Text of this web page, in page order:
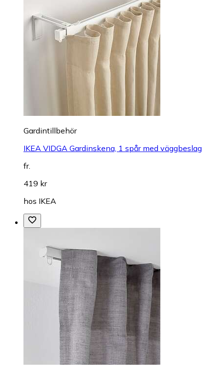
Gardintillbehör
IKEA VIDGA Gardinskena, 1 spår med väggbeslag
fr.
419 kr
hos IKEA